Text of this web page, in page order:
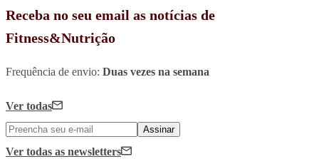
Receba no seu email as notícias de
Fitness&Nutrição
Frequência de envio: Duas vezes na semana
Ver todas
Assinar
Ver todas as newsletters